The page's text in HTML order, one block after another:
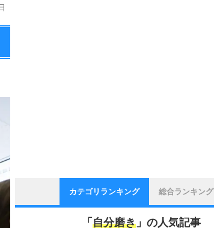
カテゴリランキング 総合ランキング
「 自分磨き 」の人気記事